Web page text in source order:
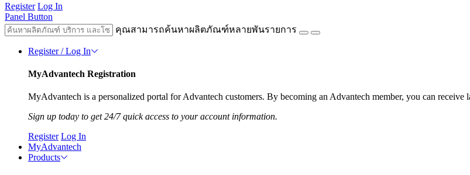
Register Log In
Panel Button
คุณสามารถค้นหาผลิตภัณฑ์หลายพันรายการ
Register / Log In
MyAdvantech Registration
MyAdvantech is a personalized portal for Advantech customers. By becoming an Advantech member, you can
Sign up today to get 24/7 quick access to your account information.
Register Log In
MyAdvantech
Products